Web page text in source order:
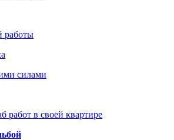
работы
силами
работ в своей квартире